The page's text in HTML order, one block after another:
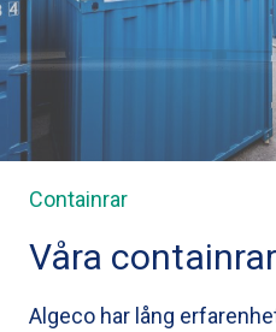
Containrar
Våra containrar
Algeco har lång